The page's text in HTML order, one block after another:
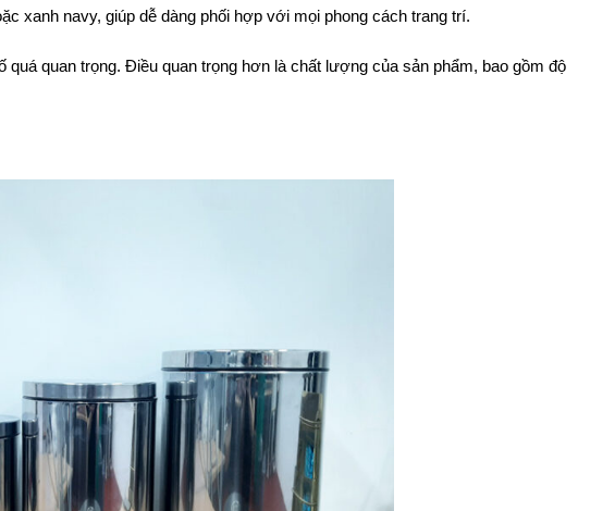
xanh navy, giúp dễ dàng phối hợp với mọi phong cách trang trí.
quan trọng. Điều quan trọng hơn là chất lượng của sản phẩm, bao gồm độ